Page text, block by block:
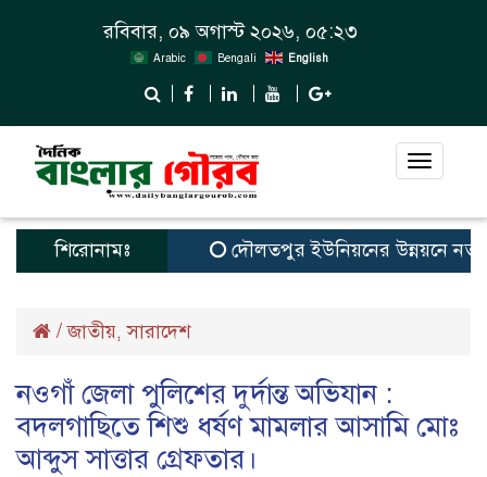
রবিবার, ০৯ অগাস্ট ২০২৬, ০৫:২৩
Arabic Bengali English
Toggle
শিরোনামঃ দৌলতপুর ইউনিয়নের উন্নয়নে নতুন
/জাতীয়,সারাদেশ
নওগাঁ জেলা পুলিশের দুর্দান্ত অভিযান :
বদলগাছিতে শিশু ধর্ষণ মামলার আসামি মোঃ
আব্দুস সাত্তার গ্রেফতার।